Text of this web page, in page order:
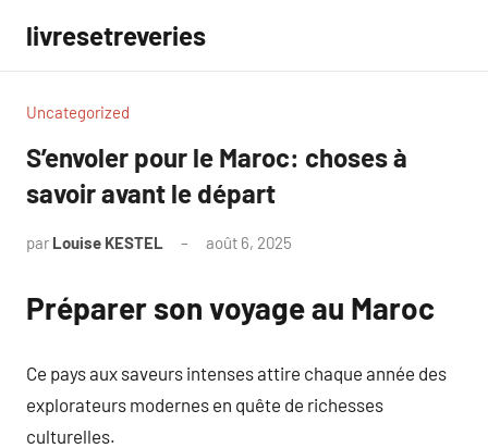
contenu
livresetreveries
Uncategorized
S’envoler pour le Maroc: choses à
savoir avant le départ
par Louise KESTEL août 6, 2025
Préparer son voyage au Maroc
Ce pays aux saveurs intenses attire chaque année des
explorateurs modernes en quête de richesses
culturelles.